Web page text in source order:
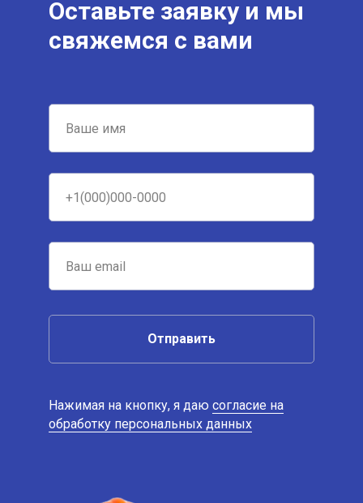
Оставьте заявку и мы
свяжемся с вами
Отправить
Нажимая на кнопку, я даю согласие на
обработку персональных данных